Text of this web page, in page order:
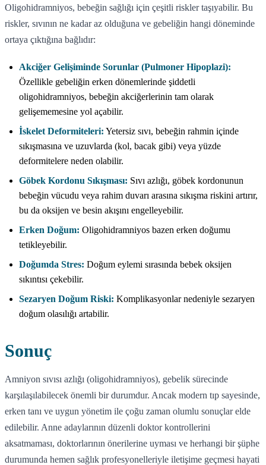
Oligohidramniyos, bebeğin sağlığı için çeşitli riskler taşıyabilir. Bu
riskler, sıvının ne kadar az olduğuna ve gebeliğin hangi döneminde
ortaya çıktığına bağlıdır:
Akciğer Gelişiminde Sorunlar (Pulmoner Hipoplazi):
Özellikle gebeliğin erken dönemlerinde şiddetli
oligohidramniyos, bebeğin akciğerlerinin tam olarak
gelişememesine yol açabilir.
İskelet Deformiteleri: Yetersiz sıvı, bebeğin rahmin içinde
sıkışmasına ve uzuvlarda (kol, bacak gibi) veya yüzde
deformitelere neden olabilir.
Göbek Kordonu Sıkışması: Sıvı azlığı, göbek kordonunun
bebeğin vücudu veya rahim duvarı arasına sıkışma riskini artırır,
bu da oksijen ve besin akışını engelleyebilir.
Erken Doğum: Oligohidramniyos bazen erken doğumu
tetikleyebilir.
Doğumda Stres: Doğum eylemi sırasında bebek oksijen
sıkıntısı çekebilir.
Sezaryen Doğum Riski: Komplikasyonlar nedeniyle sezaryen
doğum olasılığı artabilir.
Sonuç
Amniyon sıvısı azlığı (oligohidramniyos), gebelik sürecinde
karşılaşılabilecek önemli bir durumdur. Ancak modern tıp sayesinde,
erken tanı ve uygun yönetim ile çoğu zaman olumlu sonuçlar elde
edilebilir. Anne adaylarının düzenli doktor kontrollerini
aksatmaması, doktorlarının önerilerine uyması ve herhangi bir şüphe
durumunda hemen sağlık profesyonelleriyle iletişime geçmesi hayati